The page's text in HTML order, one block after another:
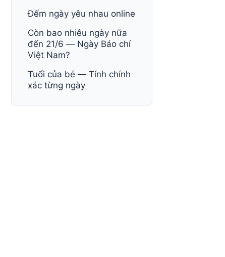
Đếm ngày yêu nhau online
Còn bao nhiêu ngày nữa
đến 21/6 — Ngày Báo chí
Việt Nam?
Tuổi của bé — Tính chính
xác từng ngày